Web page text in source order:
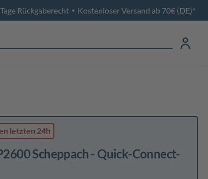
Rückgaberecht • Kostenloser Versand ab 70€ (DE)*
letzten 24h
Scheppach - Quick-Connect-